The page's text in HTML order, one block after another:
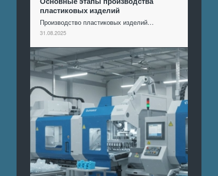
пластиковых изделий
Производство пластиковых изделий…
31.08.2025